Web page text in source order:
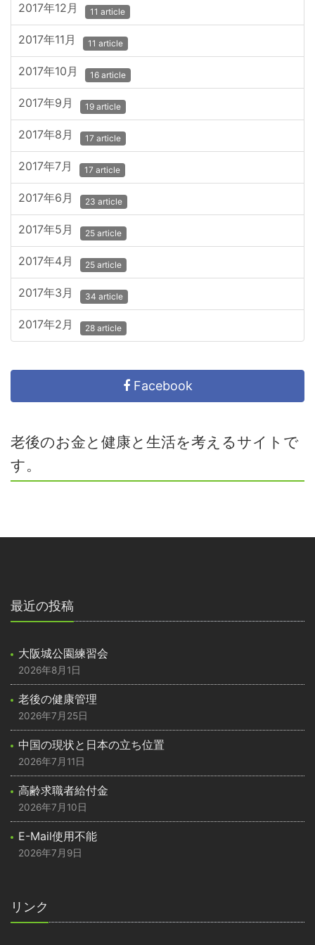
2017年12月 11 article
2017年11月 11 article
2017年10月 16 article
2017年9月 19 article
2017年8月 17 article
2017年7月 17 article
2017年6月 23 article
2017年5月 25 article
2017年4月 25 article
2017年3月 34 article
2017年2月 28 article
Facebook
老後のお金と健康と生活を考えるサイトで
す。
最近の投稿
大阪城公園練習会
2026年8月1日
老後の健康管理
2026年7月25日
中国の現状と日本の立ち位置
2026年7月11日
高齢求職者給付金
2026年7月10日
E-Mail使用不能
2026年7月9日
リンク